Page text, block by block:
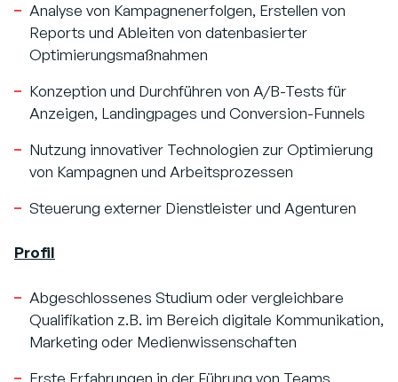
Analyse von Kampagnenerfolgen, Erstellen von
Reports und Ableiten von datenbasierter
Optimierungsmaßnahmen
Konzeption und Durchführen von A/B-Tests für
Anzeigen, Landingpages und Conversion-Funnels
Nutzung innovativer Technologien zur Optimierung
von Kampagnen und Arbeitsprozessen
Steuerung externer Dienstleister und Agenturen
Profil
Abgeschlossenes Studium oder vergleichbare
Qualifikation z.B. im Bereich digitale Kommunikation,
Marketing oder Medienwissenschaften
Erste Erfahrungen in der Führung von Teams